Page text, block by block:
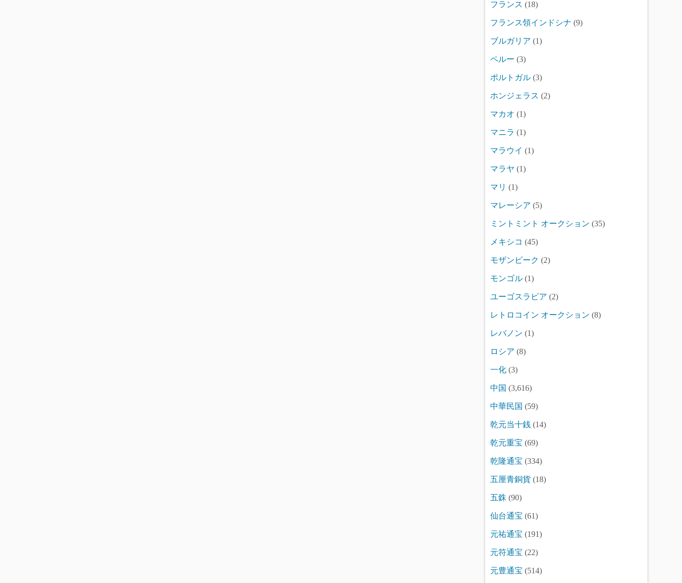
フランス (18)
フランス領インドシナ (9)
ブルガリア (1)
ペルー (3)
ポルトガル (3)
ホンジェラス (2)
マカオ (1)
マニラ (1)
マラウイ (1)
マラヤ (1)
マリ (1)
マレーシア (5)
ミントミント オークション (35)
メキシコ (45)
モザンビーク (2)
モンゴル (1)
ユーゴスラビア (2)
レトロコイン オークション (8)
レバノン (1)
ロシア (8)
一化 (3)
中国 (3,616)
中華民国 (59)
乾元当十銭 (14)
乾元重宝 (69)
乾隆通宝 (334)
五厘青銅貨 (18)
五銖 (90)
仙台通宝 (61)
元祐通宝 (191)
元符通宝 (22)
元豊通宝 (514)